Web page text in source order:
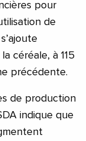
pour
de
céréale, à 115
précédente.
de production
indique que